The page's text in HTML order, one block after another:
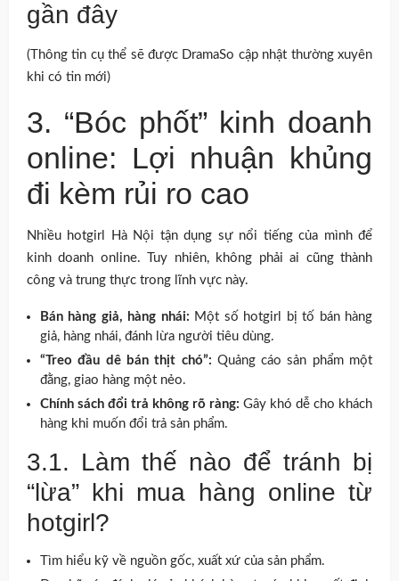
gần đây
(Thông tin cụ thể sẽ được DramaSo cập nhật thường xuyên
khi có tin mới)
3. “Bóc phốt” kinh doanh
online: Lợi nhuận khủng
đi kèm rủi ro cao
Nhiều hotgirl Hà Nội tận dụng sự nổi tiếng của mình để
kinh doanh online. Tuy nhiên, không phải ai cũng thành
công và trung thực trong lĩnh vực này.
Bán hàng giả, hàng nhái: Một số hotgirl bị tố bán hàng
giả, hàng nhái, đánh lừa người tiêu dùng.
“Treo đầu dê bán thịt chó”: Quảng cáo sản phẩm một
đằng, giao hàng một nẻo.
Chính sách đổi trả không rõ ràng: Gây khó dễ cho khách
hàng khi muốn đổi trả sản phẩm.
3.1. Làm thế nào để tránh bị
“lừa” khi mua hàng online từ
hotgirl?
Tìm hiểu kỹ về nguồn gốc, xuất xứ của sản phẩm.